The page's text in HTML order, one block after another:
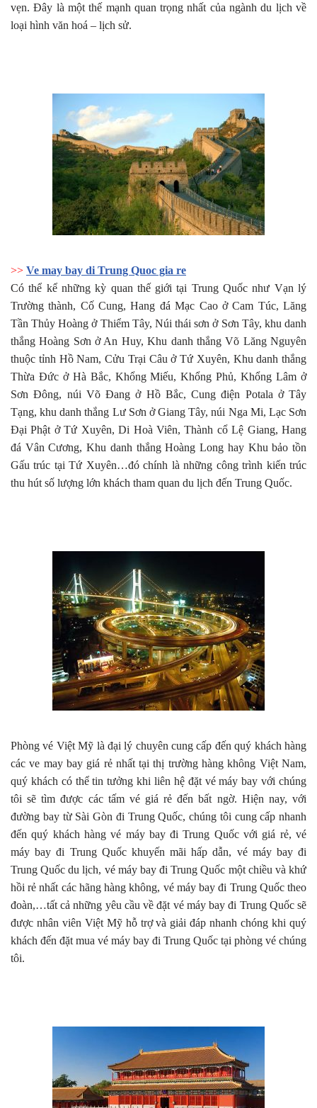
vẹn. Đây là một thế mạnh quan trọng nhất của ngành du lịch về
loại hình văn hoá – lịch sử.
>> Ve may bay di Trung Quoc gia re
Có thể kể những kỳ quan thế giới tại Trung Quốc như Vạn lý
Trường thành, Cố Cung, Hang đá Mạc Cao ở Cam Túc, Lăng
Tần Thủy Hoàng ở Thiểm Tây, Núi thái sơn ở Sơn Tây, khu danh
thắng Hoàng Sơn ở An Huy, Khu danh thắng Võ Lăng Nguyên
thuộc tỉnh Hồ Nam, Cửu Trại Câu ở Tứ Xuyên, Khu danh thắng
Thừa Đức ở Hà Bắc, Khổng Miếu, Khổng Phủ, Khổng Lâm ở
Sơn Đông, núi Võ Đang ở Hồ Bắc, Cung điện Potala ở Tây
Tạng, khu danh thắng Lư Sơn ở Giang Tây, núi Nga Mi, Lạc Sơn
Đại Phật ở Tứ Xuyên, Di Hoà Viên, Thành cổ Lệ Giang, Hang
đá Vân Cương, Khu danh thắng Hoàng Long hay Khu bảo tồn
Gấu trúc tại Tứ Xuyên…đó chính là những công trình kiến trúc
thu hút số lượng lớn khách tham quan du lịch đến Trung Quốc.
Phòng vé Việt Mỹ là đại lý chuyên cung cấp đến quý khách hàng
các ve may bay giá rẻ nhất tại thị trường hàng không Việt Nam,
quý khách có thể tin tưởng khi liên hệ đặt vé máy bay với chúng
tôi sẽ tìm được các tấm vé giá rẻ đến bất ngờ. Hiện nay, với
đường bay từ Sài Gòn đi Trung Quốc, chúng tôi cung cấp nhanh
đến quý khách hàng vé máy bay đi Trung Quốc với giá rẻ, vé
máy bay đi Trung Quốc khuyến mãi hấp dẫn, vé máy bay đi
Trung Quốc du lịch, vé máy bay đi Trung Quốc một chiều và khứ
hồi rẻ nhất các hãng hàng không, vé máy bay đi Trung Quốc theo
đoàn,…tất cả những yêu cầu về đặt vé máy bay đi Trung Quốc sẽ
được nhân viên Việt Mỹ hỗ trợ và giải đáp nhanh chóng khi quý
khách đến đặt mua vé máy bay đi Trung Quốc tại phòng vé chúng
tôi.